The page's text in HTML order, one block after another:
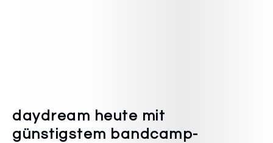
daydream heute mit
günstigstem bandcamp-